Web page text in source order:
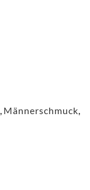
, Männerschmuck,